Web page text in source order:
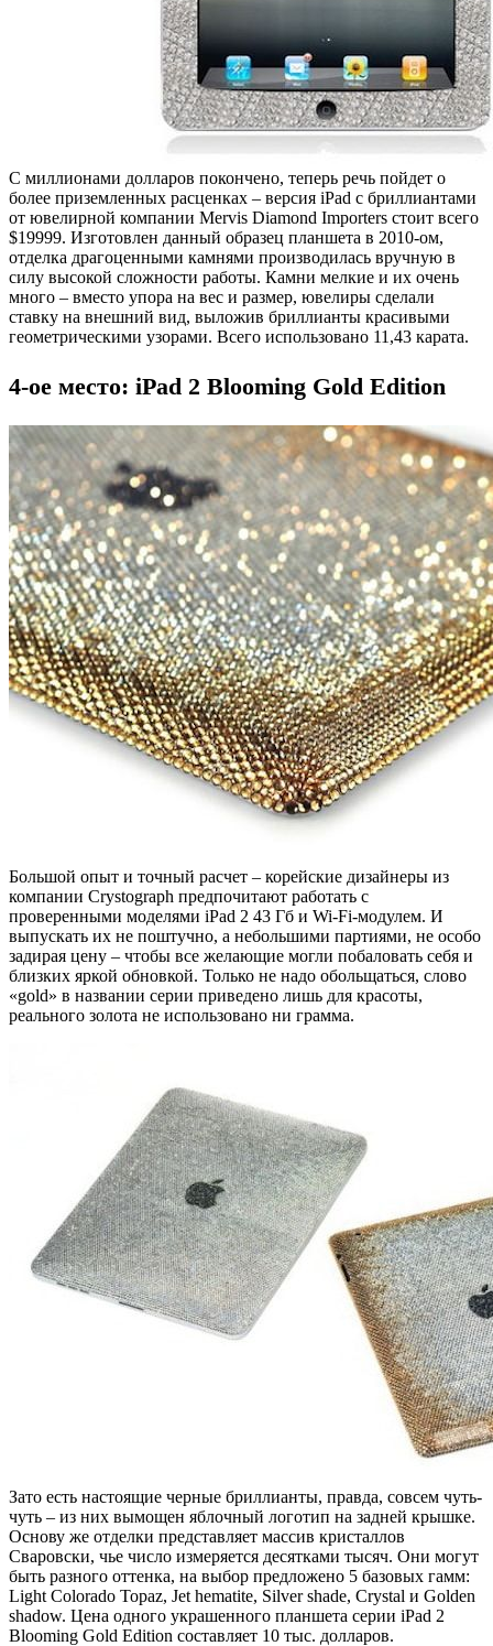
С миллионами долларов покончено, теперь речь пойдет о
более приземленных расценках – версия iPad с бриллиантами
от ювелирной компании Mervis Diamond Importers стоит всего
$19999. Изготовлен данный образец планшета в 2010-ом,
отделка драгоценными камнями производилась вручную в
силу высокой сложности работы. Камни мелкие и их очень
много – вместо упора на вес и размер, ювелиры сделали
ставку на внешний вид, выложив бриллианты красивыми
геометрическими узорами. Всего использовано 11,43 карата.
4-ое место: iPad 2 Blooming Gold Edition
Большой опыт и точный расчет – корейские дизайнеры из
компании Crystograph предпочитают работать с
проверенными моделями iPad 2 43 Гб и Wi-Fi-модулем. И
выпускать их не поштучно, а небольшими партиями, не особо
задирая цену – чтобы все желающие могли побаловать себя и
близких яркой обновкой. Только не надо обольщаться, слово
«gold» в названии серии приведено лишь для красоты,
реального золота не использовано ни грамма.
Зато есть настоящие черные бриллианты, правда, совсем чуть-
чуть – из них вымощен яблочный логотип на задней крышке.
Основу же отделки представляет массив кристаллов
Сваровски, чье число измеряется десятками тысяч. Они могут
быть разного оттенка, на выбор предложено 5 базовых гамм:
Light Colorado Topaz, Jet hematite, Silver shade, Crystal и Golden
shadow. Цена одного украшенного планшета серии iPad 2
Blooming Gold Edition составляет 10 тыс. долларов.